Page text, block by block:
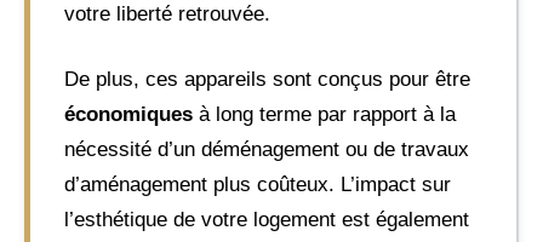
votre liberté retrouvée.
De plus, ces appareils sont conçus pour être
économiques à long terme par rapport à la
nécessité d’un déménagement ou de travaux
d’aménagement plus coûteux. L’impact sur
l’esthétique de votre logement est également